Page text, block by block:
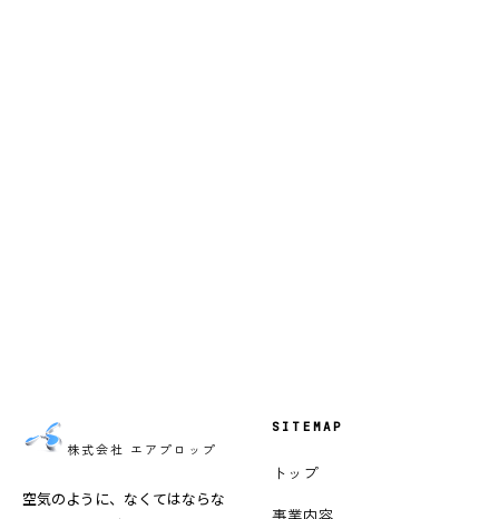
株式会社 エアプロップ
空気のように、なくてはならな
SITEMAP
トップ
事業内容